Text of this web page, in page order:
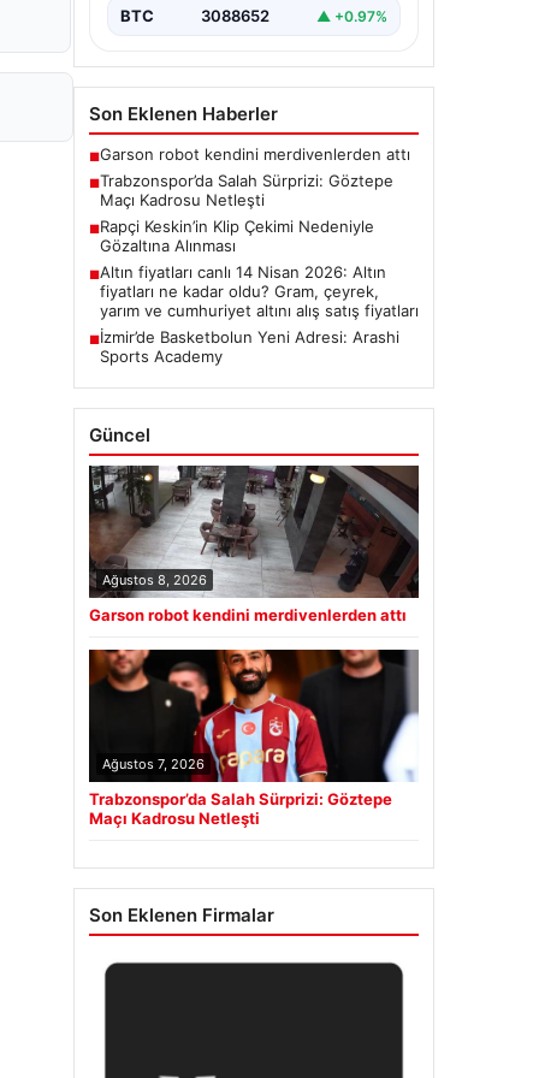
BTC 3088652 ▲ +0.97%
Son Eklenen Haberler
■Garson robot kendini merdivenlerden attı
■Trabzonspor’da Salah Sürprizi: Göztepe
Maçı Kadrosu Netleşti
■Rapçi Keskin’in Klip Çekimi Nedeniyle
Gözaltına Alınması
■Altın fiyatları canlı 14 Nisan 2026: Altın
fiyatları ne kadar oldu? Gram, çeyrek,
yarım ve cumhuriyet altını alış satış fiyatları
■İzmir’de Basketbolun Yeni Adresi: Arashi
Sports Academy
Güncel
Ağustos 8, 2026
Garson robot kendini merdivenlerden attı
Ağustos 7, 2026
Trabzonspor’da Salah Sürprizi: Göztepe
Maçı Kadrosu Netleşti
Son Eklenen Firmalar